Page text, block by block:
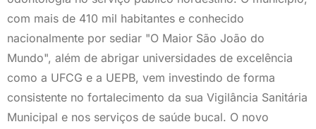
com mais de 410 mil habitantes e conhecido
nacionalmente por sediar "O Maior São João do
Mundo", além de abrigar universidades de excelência
como a UFCG e a UEPB, vem investindo de forma
consistente no fortalecimento da sua Vigilância Sanitária
Municipal e nos serviços de saúde bucal. O novo